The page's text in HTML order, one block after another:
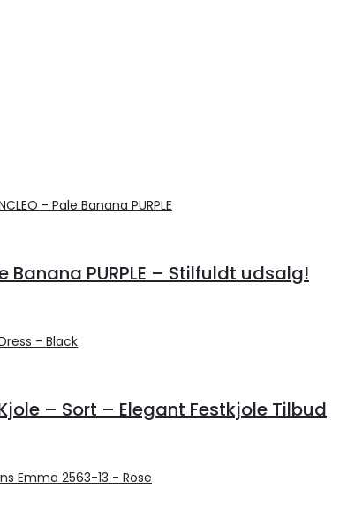
Banana PURPLE – Stilfuldt udsalg!
– Sort – Elegant Festkjole Tilbud